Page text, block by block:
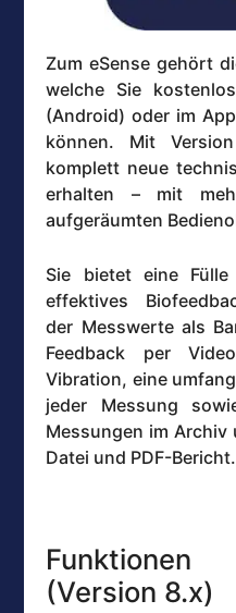
Zum eSense gehört
welche Sie
(Android) oder im
können. Mit
komplett neue
erhalten – mit
aufgeräumten
Sie bietet eine
effektives
der Messwerte als
Feedback per
Vibration, eine
jeder Messung
Messungen im Archiv
Datei und PDF-Bericht.
(Version 8.x)